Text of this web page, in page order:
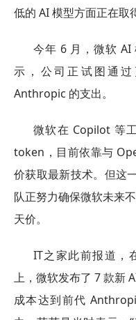
低的 AI 模型方面正在取
今年 6 月，微软 AI
示，公司正试图通
Anthropic 的支出。
微软在 Copilot 等
token，目前依靠与
价获取最新技术。但这
队正努力确保微软未来
天价。
IT之家此前报道，
上，微软发布了 7 款新
成本达到前代